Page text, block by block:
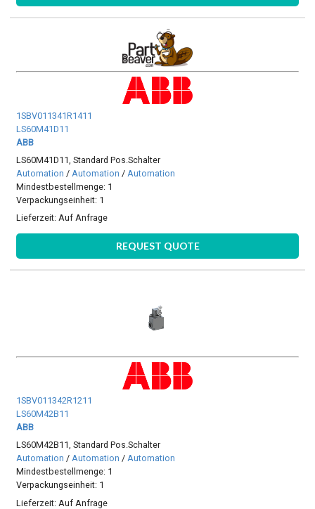
1SBV011341R1411
LS60M41D11
ABB
LS60M41D11, Standard Pos.Schalter
Automation /Automation /Automation
Mindestbestellmenge: 1
Verpackungseinheit: 1
Lieferzeit:Auf Anfrage
REQUEST QUOTE
1SBV011342R1211
LS60M42B11
ABB
LS60M42B11, Standard Pos.Schalter
Automation /Automation /Automation
Mindestbestellmenge: 1
Verpackungseinheit: 1
Lieferzeit: Auf Anfrage